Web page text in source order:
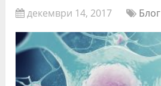
декември 14, 2017 Блог